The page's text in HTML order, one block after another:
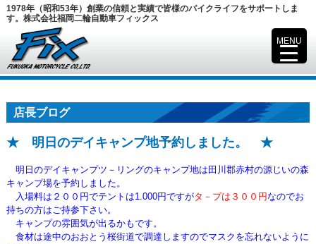
1978年（昭和53年）創業の信頼と実績で皆様のバイクライフをサポートしま
す。株式会社福岡二輪自動車フィックス
店長ブログ
★ 明日のデイキャンプ地予約しました。 ★
明日のデイキャンプツ－リングのキャンプ地は田川郡赤村の源じいの森
キャンプ場を予約しました。
入場料は２００円でテントは1.000円ですがタ－プは３００円なのでお
持ちの方はご持参下さい。
キャンプの雰囲気が出るかもです。
食材は途中のおおとう桜街道で調達しますのでマスクを忘れないように
MENU
▼